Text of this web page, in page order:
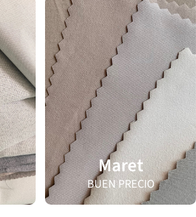
Maret
BUEN PRECIO